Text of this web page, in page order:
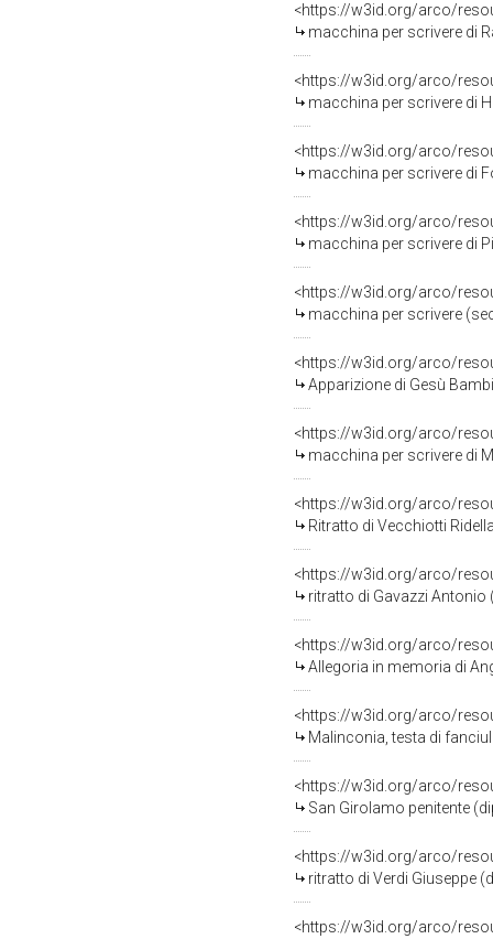
<https://w3id.org/arco/
macchina per scrivere di
<https://w3id.org/arco/
macchina per scrivere di
<https://w3id.org/arco/
macchina per scrivere di
<https://w3id.org/arco/
macchina per scrivere di
<https://w3id.org/arco/
macchina per scrivere
<https://w3id.org/arco/
Apparizione di Gesù
<https://w3id.org/arco/
macchina per scrivere di
<https://w3id.org/arco/
Ritratto di Vecchiotti
<https://w3id.org/arco/
ritratto di Gavazzi
<https://w3id.org/arco/
Allegoria in memoria di
<https://w3id.org/arco/
Malinconia, testa di
<https://w3id.org/arco/
San Girolamo penitente
<https://w3id.org/arco/
ritratto di Verdi Giuseppe
<https://w3id.org/arco/